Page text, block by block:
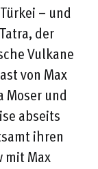
– und
der
Vulkane
von Max
Moser und
abseits
ihren
mit Max